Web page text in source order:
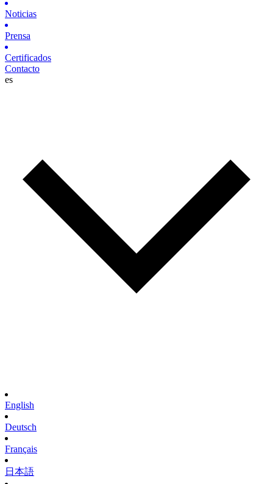
Noticias
Prensa
Certificados
Contacto
es
English
Deutsch
Français
日本語